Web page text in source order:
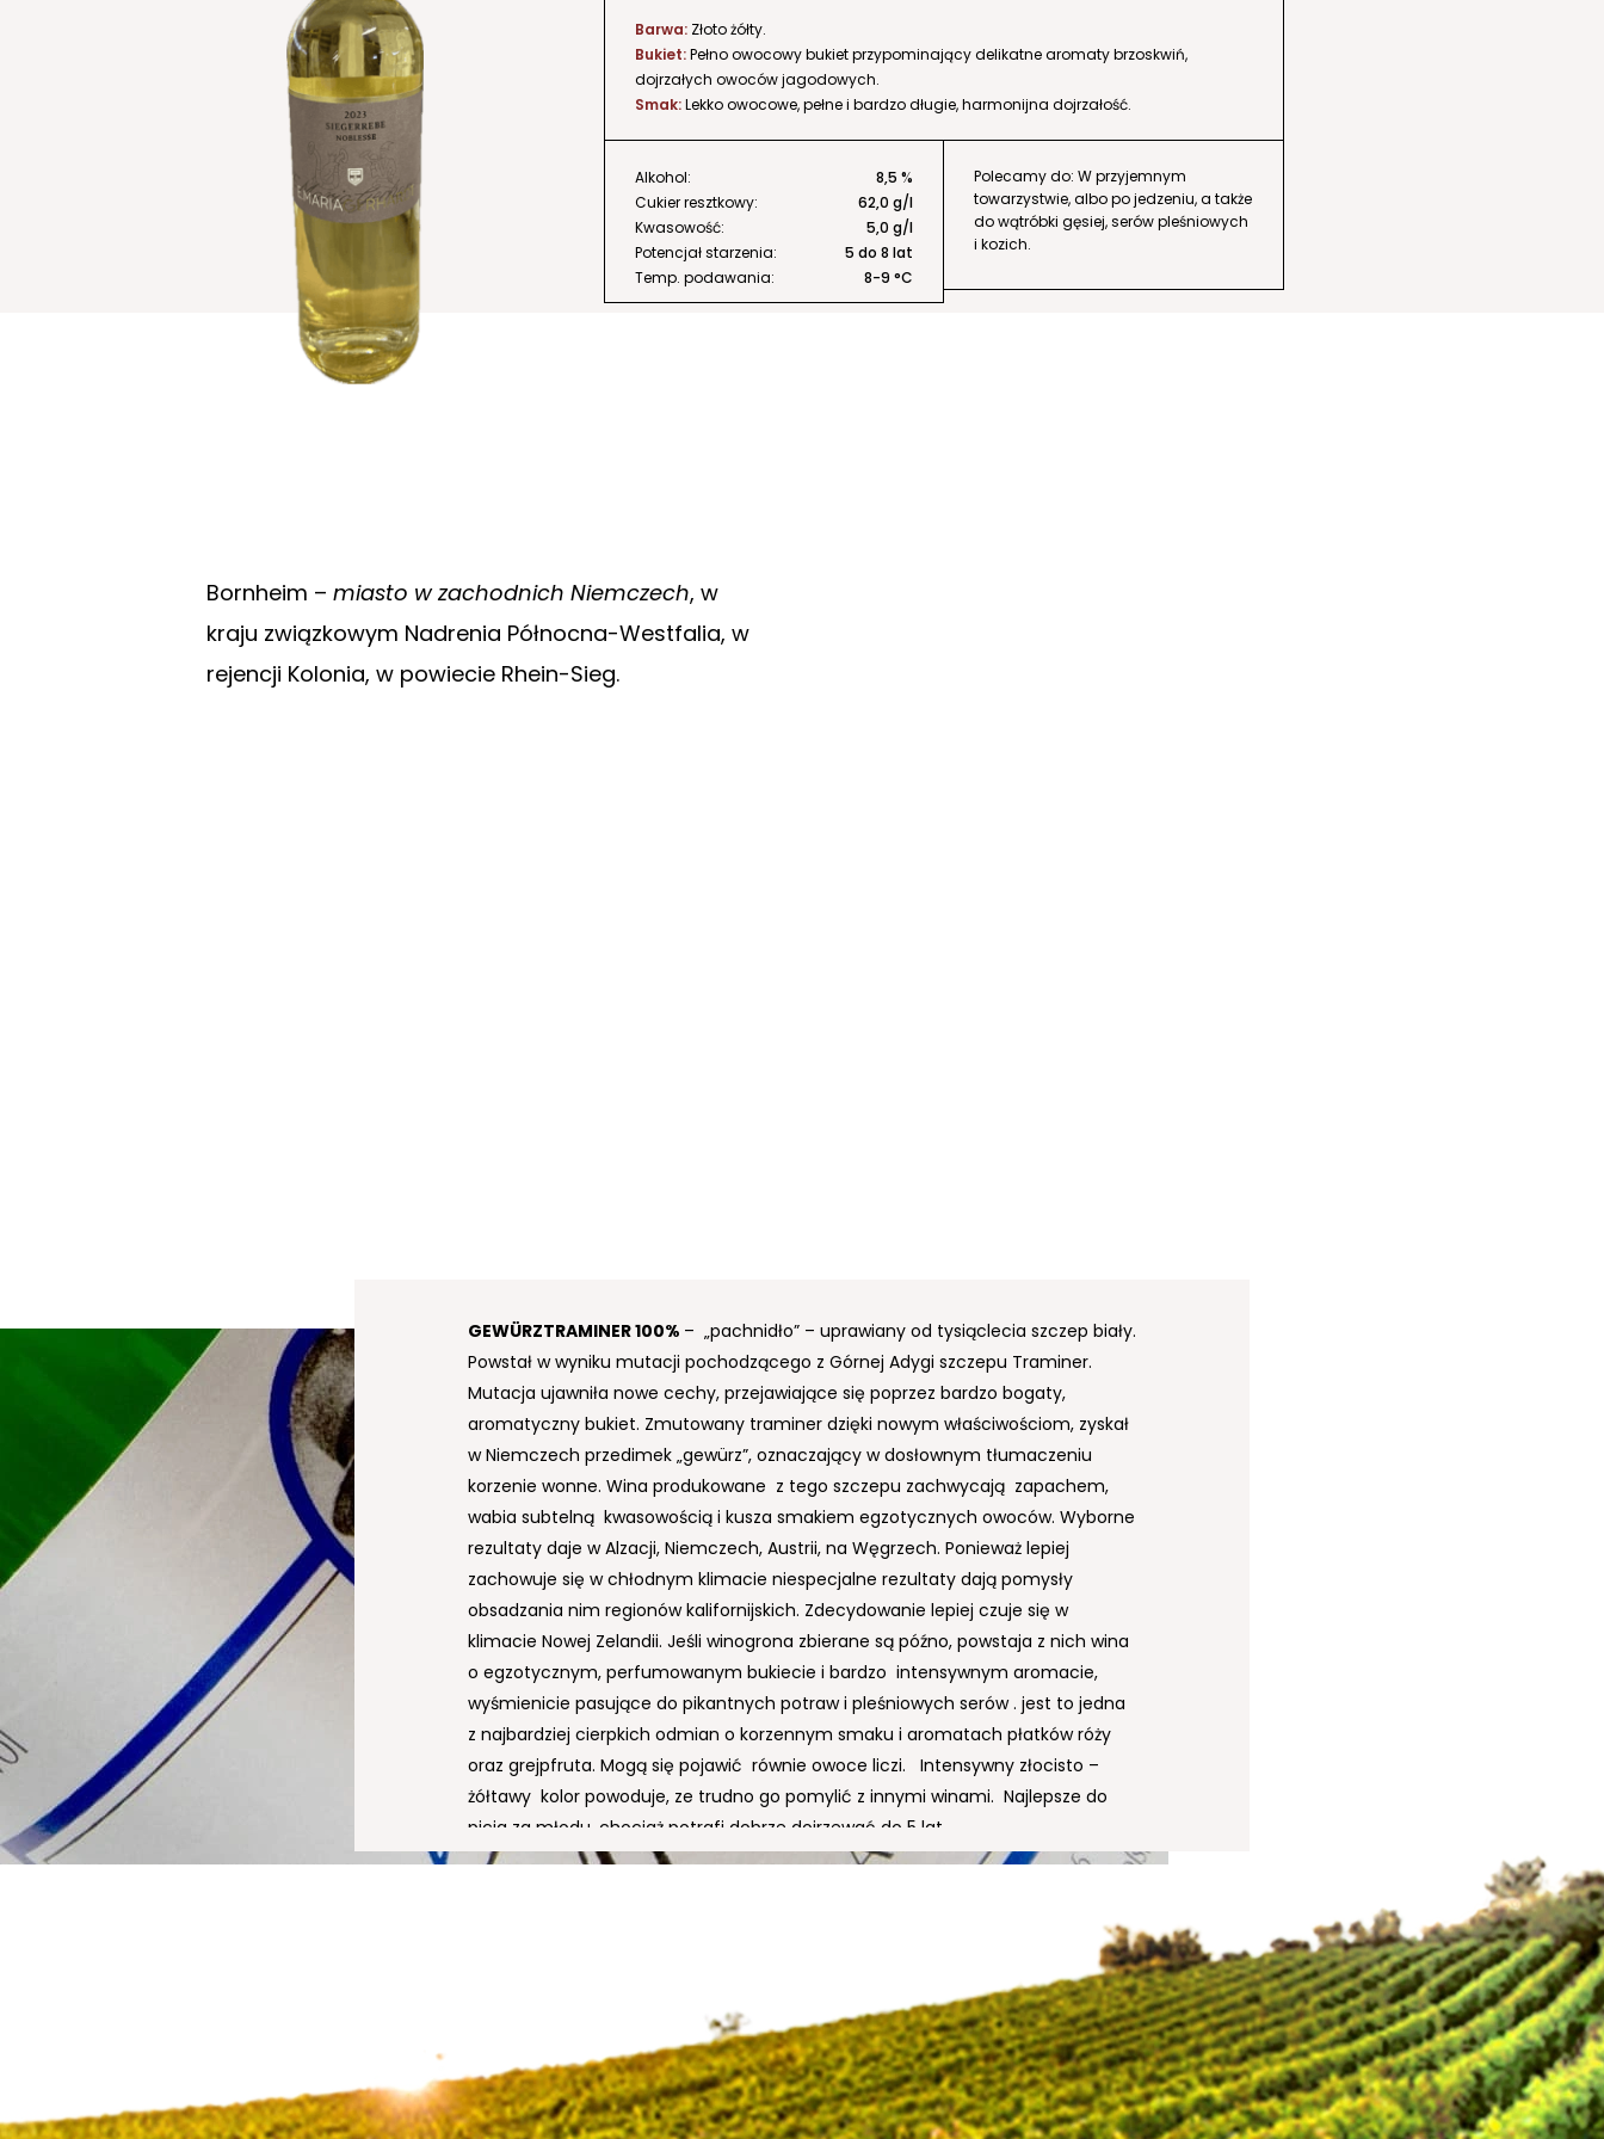
Barwa:Złoto żółty.
Bukiet:Pełno owocowy bukiet przypominający delikatne aromaty brzoskwiń,
dojrzałych owoców jagodowych.
Smak:Lekko owocowe, pełne i bardzo długie, harmonijna dojrzałość.
Alkohol:
8,5 %
Cukier resztkowy:
62,0 g/l
Kwasowość:
5,0 g/l
Potencjał starzenia:
5 do 8 lat
Temp. podawania:
8-9 °C
Polecamy do: W przyjemnym
towarzystwie, albo po jedzeniu, a także
do wątróbki gęsiej, serów pleśniowych
i kozich.
Bornheim – miasto w zachodnich Niemczech, w
kraju związkowym Nadrenia Północna-Westfalia, w
rejencji Kolonia, w powiecie Rhein-Sieg.
GEWÜRZTRAMINER100% – „pachnidło” – uprawiany od tysiąclecia szczep biały.
Powstał w wyniku mutacji pochodzącego z Górnej Adygi szczepu Traminer.
Mutacja ujawniła nowe cechy, przejawiające się poprzez bardzo bogaty,
aromatyczny bukiet. Zmutowany traminer dzięki nowym właściwościom, zyskał
w Niemczech przedimek „gewürz”, oznaczający w dosłownym tłumaczeniu
korzenie wonne. Wina produkowane z tego szczepu zachwycają zapachem,
wabia subtelną kwasowością i kusza smakiem egzotycznych owoców. Wyborne
rezultaty daje w Alzacji, Niemczech, Austrii, na Węgrzech. Ponieważ lepiej
zachowuje się w chłodnym klimacie niespecjalne rezultaty dają pomysły
obsadzania nim regionów kalifornijskich. Zdecydowanie lepiej czuje się w
klimacie Nowej Zelandii. Jeśli winogrona zbierane są późno, powstaja z nich wina
o egzotycznym, perfumowanym bukiecie i bardzo intensywnym aromacie,
wyśmienicie pasujące do pikantnych potraw i pleśniowych serów . jest to jedna
z najbardziej cierpkich odmian o korzennym smaku i aromatach płatków róży
oraz grejpfruta. Mogą się pojawić równie owoce liczi. Intensywny złocisto –
żółtawy kolor powoduje, ze trudno go pomylić z innymi winami. Najlepsze do
picia za młodu, chociaż potrafi dobrze dojrzewać do 5 lat.